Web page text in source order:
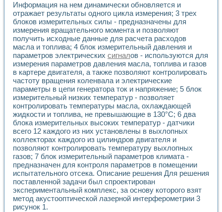
Исследование эффективности решателей
Опыт разработки LabVIEW лабораторных практикумов
Проблемы повышения качества образования и
Развитие LabVIEW лабораторного практикума по
Разработка виртуальной лаборатории по электротехнике
Усовершенствованные алгоритмы частотного анализа
Об опыте работы учебного центра «Технологии
Технологии NI в магистерской программе «Прикладная
Система диагностики двигателей постоянного тока
Автоматизированный стенд формирования
Лабораторный практикум по курсу ИИС на базе
Партнеры
Академические и отраслевые институты
Учебные заведения
Бизнес
Контакты
Информация на нем динамически обновляется и
отражает результаты одного цикла измерения; 3 трех
блоков измерительных силы - предназначены для
измерения вращательного момента и позволяют
получить исходные данные для расчета расходов
масла и топлива; 4 блок измерительный давления и
параметров электрических сигналов - используются для
измерения параметров давления масла, топлива и газов
в картере двигателя, а также позволяют контролировать
частоту вращения коленвала и электрические
параметры в цепи генератора ток и напряжение; 5 блок
измерительный низких температур - позволяет
контролировать температуры масла, охлаждающей
жидкости и топлива, не превышающие в 130°С; 6 два
блока измерительных высоких температур - датчики
всего 12 каждого из них установлены в выхлопных
коллекторах каждого из цилиндров двигателя и
позволяют контролировать температуру выхлопных
газов; 7 блок измерительный параметров климата -
предназначен для контроля параметров в помещении
испытательного отсека. Описание решения Для решения
поставленной задачи был спроектирован
экспериментальный комплекс, за основу которого взят
метод акустооптической лазерной интерферометрии 3
рисунок 1.